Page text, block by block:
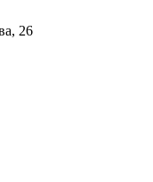
26